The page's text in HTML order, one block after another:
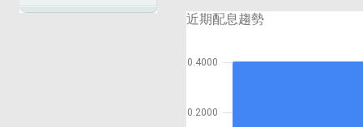
近期配息趨勢
0.2000
0.4000